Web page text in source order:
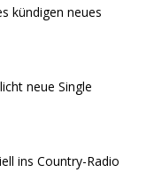
kündigen neues
neue Single
ins Country-Radio